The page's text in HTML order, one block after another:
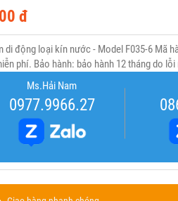
đ
di động loại kín nước - Model F035-6 Mã
phí. Bảo hành: bảo hành 12 tháng do lỗi
Ms.Hải Nam
0977.9966.27